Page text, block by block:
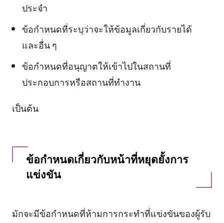
ประจำ
ข้อกำหนดที่ระบุว่าจะให้ข้อมูลเกี่ยวกับรายได้
และอื่น ๆ
ข้อกำหนดที่อนุญาตให้เข้าไปในสถานที่
ประกอบการหรือสถานที่ทำงาน
เป็นต้น
ข้อกำหนดเกี่ยวกับหน้าที่หยุดยั้งการ
แข่งขัน
มักจะมีข้อกำหนดที่ห้ามการกระทำที่แข่งขันของผู้รับ